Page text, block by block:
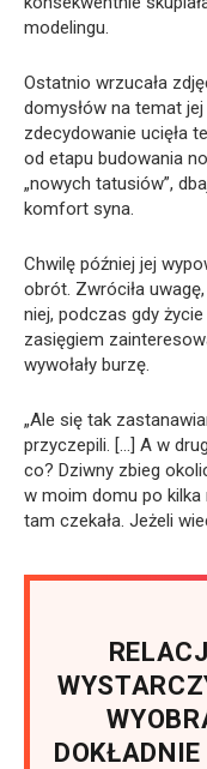
modelingu.
Ostatnio wrzucała
domysłów na temat
zdecydowanie ucięła
od etapu budowania
„nowych tatusiów”,
komfort syna.
Chwilę później jej
obrót. Zwróciła
niej, podczas gdy
zasięgiem
wywołały burzę.
„Ale się tak
przyczepili. […] A w
co? Dziwny zbieg
w moim domu po kilka
tam czekała. Jeżeli